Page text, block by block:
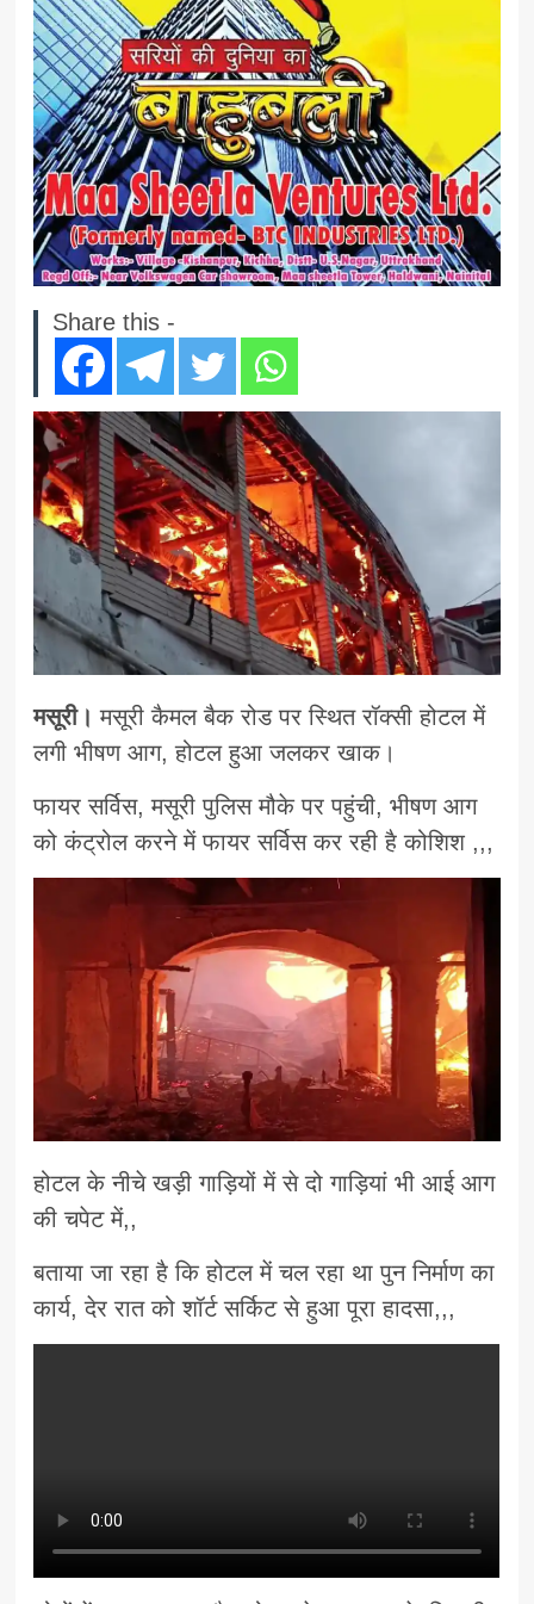
Share this -
मसूरी।मसूरी कैमल बैक रोड पर स्थित रॉक्सी होटल में
लगी भीषण आग, होटल हुआ जलकर खाक।
फायर सर्विस, मसूरी पुलिस मौके पर पहुंची, भीषण आग
को कंट्रोल करने में फायर सर्विस कर रही है कोशिश ,,,
होटल के नीचे खड़ी गाड़ियों में से दो गाड़ियां भी आई आग
की चपेट में,,
बताया जा रहा है कि होटल में चल रहा था पुन निर्माण का
कार्य, देर रात को शॉर्ट सर्किट से हुआ पूरा हादसा,,,